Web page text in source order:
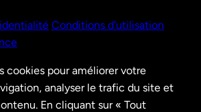
Conditions d'utilisation
cookies pour améliorer votre
analyser le trafic du site et
En cliquant sur « Tout